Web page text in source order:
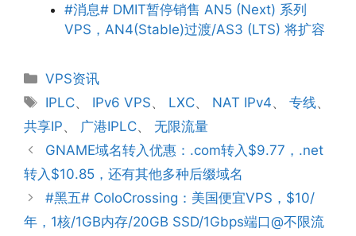
#消息# DMIT暂停销售 AN5 (Next) 系列
VPS，AN4(Stable)过渡/AS3 (LTS) 将扩容
分
类
VPS资讯
标
签
IPLC、 IPv6 VPS、 LXC、 NAT IPv4、专线、
共享IP、 广港IPLC、 无限流量
GNAME域名转入优惠：.com转入$9.77，.net
转入$10.85，还有其他多种后缀域名
#黑五# ColoCrossing：美国便宜VPS，$10/
年，1核/1GB内存/20GB SSD/1Gbps端口@不限流